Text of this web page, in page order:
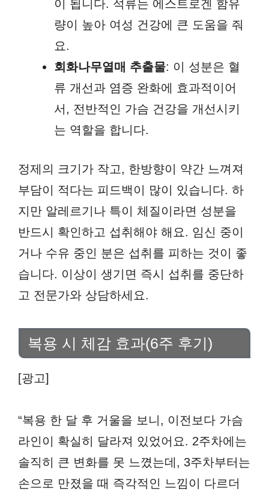
이 됩니다. 석류는 에스트로겐 함유
량이 높아 여성 건강에 큰 도움을 줘
요.
회화나무열매 추출물: 이 성분은 혈
류 개선과 염증 완화에 효과적이어
서, 전반적인 가슴 건강을 개선시키
는 역할을 합니다.
정제의 크기가 작고, 한방향이 약간 느껴져
부담이 적다는 피드백이 많이 있습니다. 하
지만 알레르기나 특이 체질이라면 성분을
반드시 확인하고 섭취해야 해요. 임신 중이
거나 수유 중인 분은 섭취를 피하는 것이 좋
습니다. 이상이 생기면 즉시 섭취를 중단하
고 전문가와 상담하세요.
복용 시 체감 효과(6주 후기)
[광고]
“복용 한 달 후 거울을 보니, 이전보다 가슴
라인이 확실히 달라져 있었어요. 2주차에는
솔직히 큰 변화를 못 느꼈는데, 3주차부터는
손으로 만졌을 때 즉각적인 느낌이 다르더